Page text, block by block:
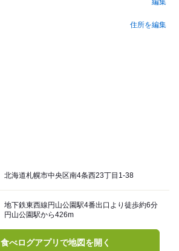
編集
住所を編集
北海道札幌市中央区南4条西23丁目1-38
地下鉄東西線円山公園駅4番出口より徒歩約6分
円山公園駅から426m
食べログアプリで地図を開く